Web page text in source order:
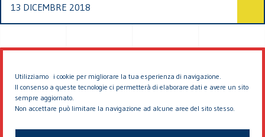
Utilizziamo i cookie per migliorare la tua esperienza di navigazione.
Il consenso a queste tecnologie ci permetterà di elaborare dati e avere un sito
sempre aggiornato.
Non accettare può limitare la navigazione ad alcune aree del sito stesso.
13 DICEMBRE 2018
© 2026 EDDYBURG